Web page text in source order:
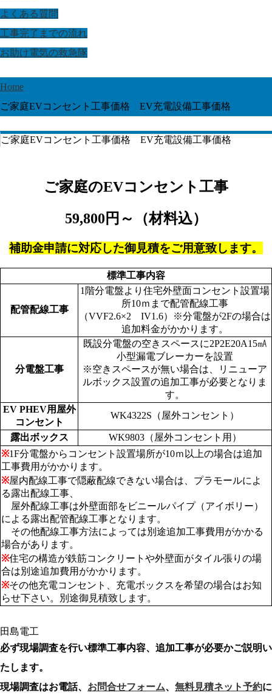
よくある質問
工事完了までの流れ
お助け電気の救急隊
Home
ご家庭EVコンセント工事価格 EV充電設備工事価格
ご家庭EVコンセント工事価格 EV充電設備工事価格
ご家庭のEVコンセント工事
59,800円～（材料込）
補助金申請に対応した御見積をご用意致します。
標準工事内容
配管配線工事
1階分電盤より住宅外壁面コンセント設置場
所10ｍまで配管配線工事
（VVF2.6×2 IV1.6）※分電盤が2Fの場合は
追加料金がかかります。
分電盤工事
既設分電盤の空きスペースに2P2E20A15㎃
小型漏電ブレーカーを設置
※空きスペースが無い場合は、リニューア
ルボックス設置の追加工事が必要となりま
す。
EV PHEV用屋外
コンセント
WK4322S（屋外コンセント）
露出ボックス
WK9803（屋外コンセント用）
※1F分電盤からコンセント設置場所が10ｍ以上の場合は追加
工事費用がかかります。
※屋内配線工事で隠蔽配線できない場合は、プラモールによ
る露出配線工事、
屋外配線工事は外壁面部をビニールパイプ（アイボリー）
による露出配管配線工事となります。
その他配線工事方法によっては別途追加工事費用がかかる
場合があります。
※住宅の構造が鉄筋コンクリートや外壁面がタイル張りの場
合は別途追加費用がかかります。
※その他充電コンセント、充電ボックスを希望の場合はお知
らせ下さい。別途御見積致します。
必ず現場調査を行い標準工事内容、追加工事が必要かご説明い
たします。
現場調査はお電話、 お問合せフォーム、 無料見積ネット予約に